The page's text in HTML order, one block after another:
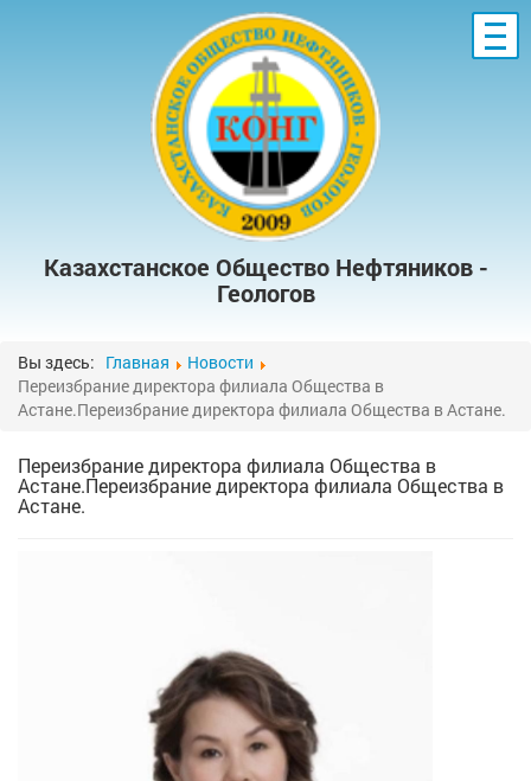
Казахстанское Общество Нефтяников -
Геологов
ГЛАВНАЯ
О НАС
УЧРЕДИТЕЛИ
ЧЛЕНСТВО
ФИЛИАЛЫ ОБЩЕСТВА
КОНФЕРЕНЦИИ
СЕМИНАРЫ
ГАЛЕРЕЯ
СПЕЦИАЛЬНЫЕ ПУБЛИКАЦИИ
Вы здесь: Главная
Новости
Переизбрание директора филиала Общества в
Астане.Переизбрание директора филиала Общества в Астане.
Переизбрание директора филиала Общества в
Астане.Переизбрание директора филиала Общества в
Астане.